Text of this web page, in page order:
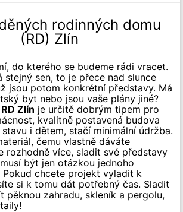
rodinných domu
(RD) Zlín
do kterého se budeme rádi vracet.
stejný sen, to je přece nad slunce
jsou potom konkrétní představy. Má
byt nebo jsou vaše plány jiné?
Zlín je určitě dobrým tipem pro
kvalitně postavená budova
i dětem, stačí minimální údržba.
čemu vlastně dáváte
rozhodně více, sladit své představy
být jen otázkou jednoho
Pokud chcete projekt vyladit k
si k tomu dát potřebný čas. Sladit
pěknou zahradu, skleník a pergolu,